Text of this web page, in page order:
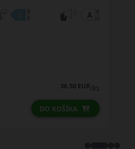
46.25 EUR/ks
DO KOŠÍKA